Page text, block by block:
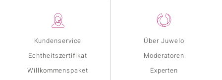
Kundenservice
Echtheitszertifikat
Willkommenspaket
Über Juwelo
Moderatoren
Experten